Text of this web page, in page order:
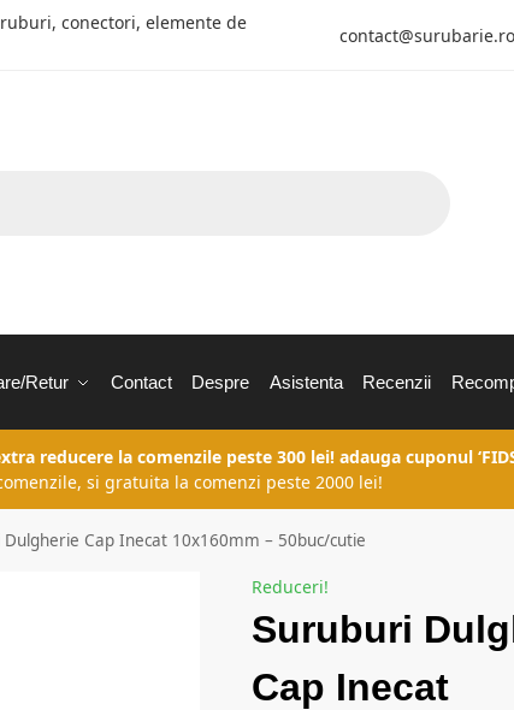
conectori, elemente de
contact@surubarie.ro
Retur Contact Despre Asistenta Recenzii
reducere la comenzile peste 300 lei! adauga cuponul
si gratuita la comenzi peste 2000 lei!
Dulgherie Cap Inecat 10x160mm – 50buc/cutie
Reduceri!
Suruburi
Cap Inecat